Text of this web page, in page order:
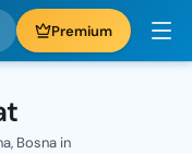
Premium
Bosna in